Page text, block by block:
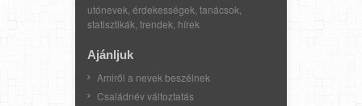
utónevek, érdekességek, tanácsok,
statisztikák, trendek, hírek
Ajánljuk
Amiről a nevek beszélnek
Családnév változtatás